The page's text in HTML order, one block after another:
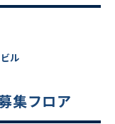
ル
集フロア